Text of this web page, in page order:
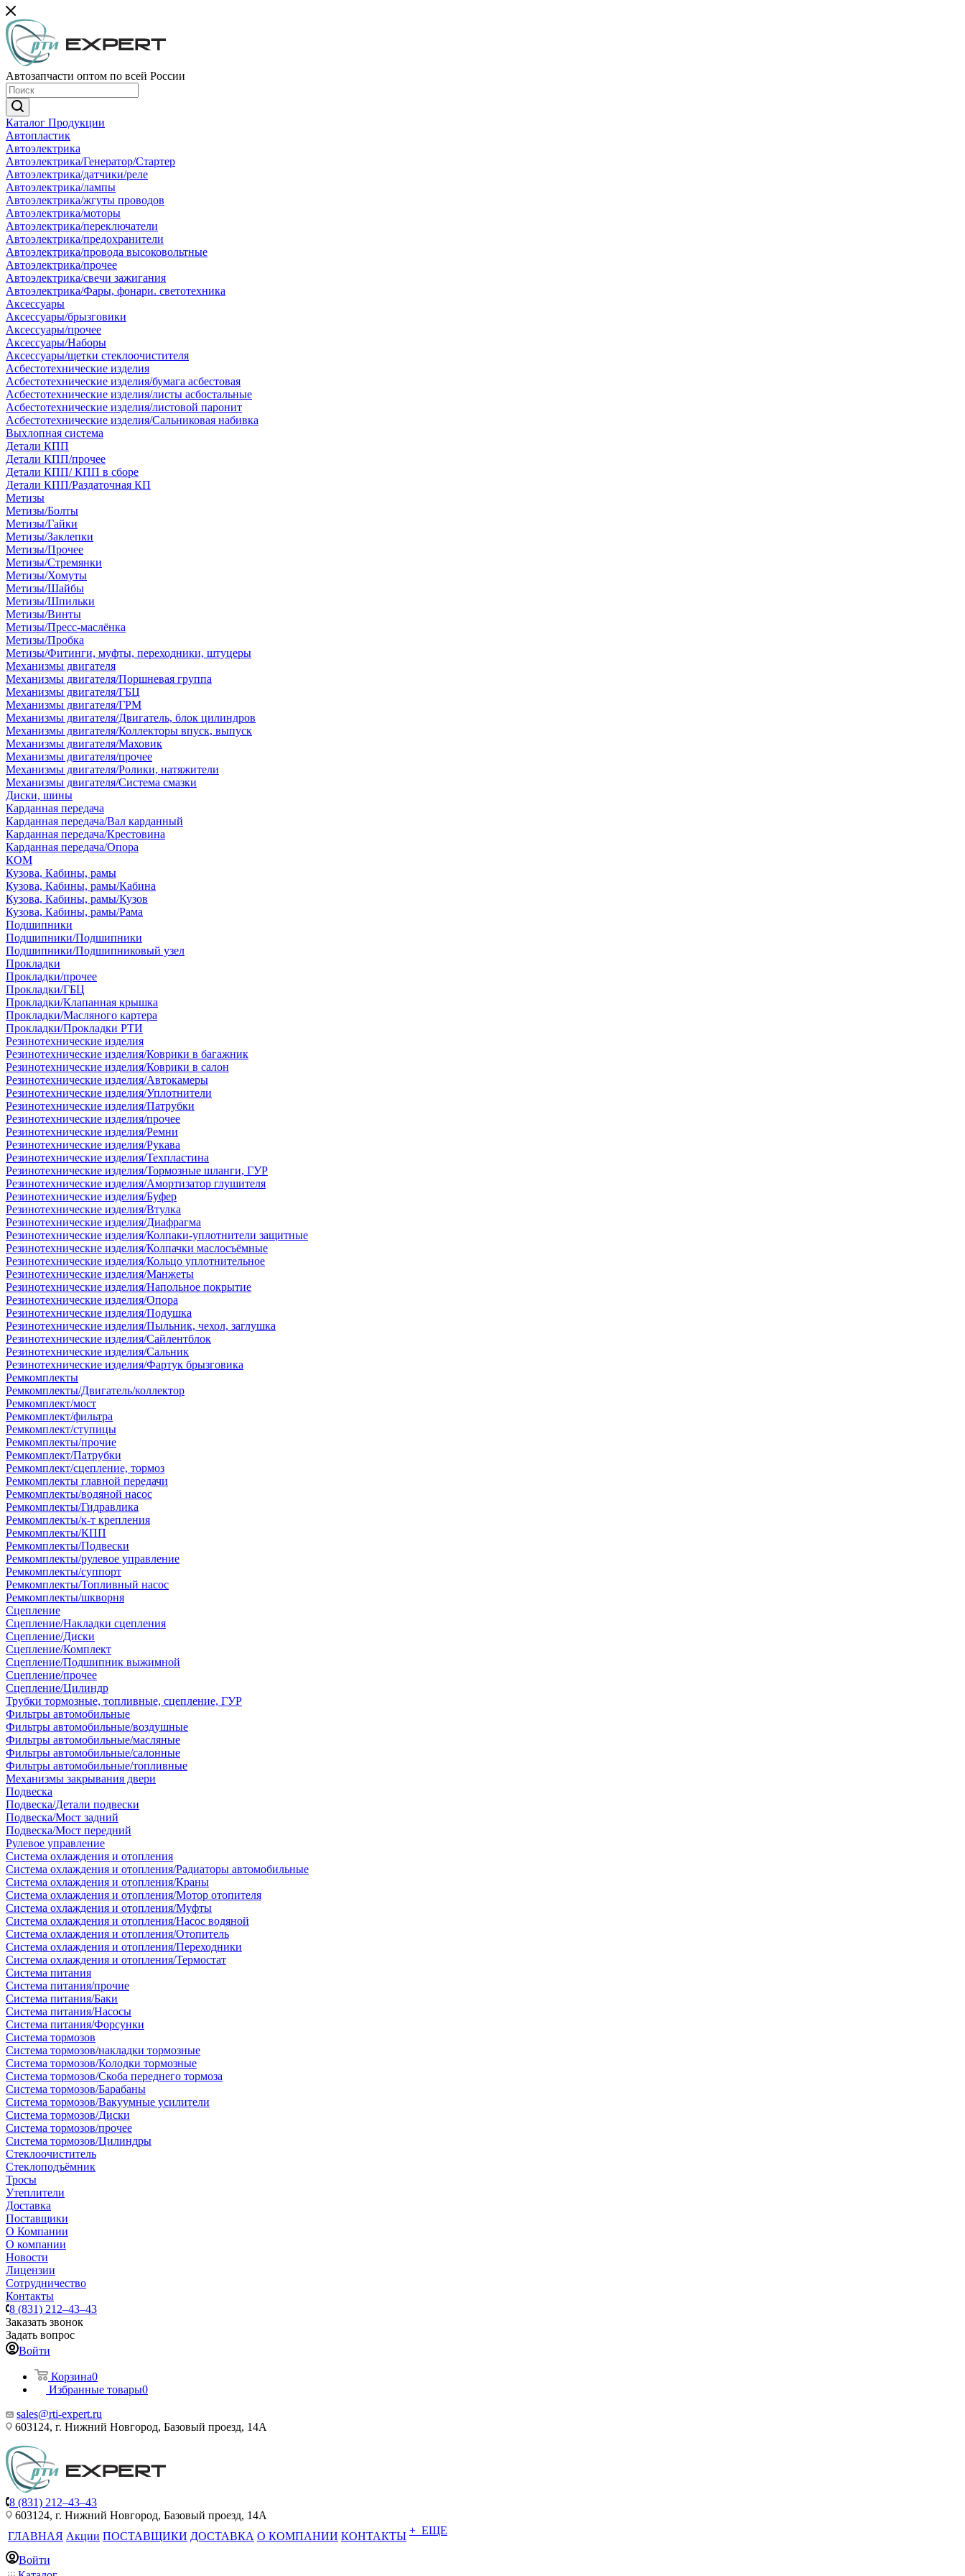
Автозапчасти оптом по всей России
Каталог Продукции
Автопластик
Автоэлектрика
Автоэлектрика/Генератор/Стартер
Автоэлектрика/датчики/реле
Автоэлектрика/лампы
Автоэлектрика/жгуты проводов
Автоэлектрика/моторы
Автоэлектрика/переключатели
Автоэлектрика/предохранители
Автоэлектрика/провода высоковольтные
Автоэлектрика/прочее
Автоэлектрика/свечи зажигания
Автоэлектрика/Фары, фонари. светотехника
Аксессуары
Аксессуары/брызговики
Аксессуары/прочее
Аксессуары/Наборы
Аксессуары/щетки стеклоочистителя
Асбестотехнические изделия
Асбестотехнические изделия/бумага асбестовая
Асбестотехнические изделия/листы асбостальные
Асбестотехнические изделия/листовой паронит
Асбестотехнические изделия/Сальниковая набивка
Выхлопная система
Детали КПП
Детали КПП/прочее
Детали КПП/ КПП в сборе
Детали КПП/Раздаточная КП
Метизы
Метизы/Болты
Метизы/Гайки
Метизы/Заклепки
Метизы/Прочее
Метизы/Стремянки
Метизы/Хомуты
Метизы/Шайбы
Метизы/Шпильки
Метизы/Винты
Метизы/Пресс-маслёнка
Метизы/Пробка
Метизы/Фитинги, муфты, переходники, штуцеры
Механизмы двигателя
Механизмы двигателя/Поршневая группа
Механизмы двигателя/ГБЦ
Механизмы двигателя/ГРМ
Механизмы двигателя/Двигатель, блок цилиндров
Механизмы двигателя/Коллекторы впуск, выпуск
Механизмы двигателя/Маховик
Механизмы двигателя/прочее
Механизмы двигателя/Ролики, натяжители
Механизмы двигателя/Система смазки
Диски, шины
Карданная передача
Карданная передача/Вал карданный
Карданная передача/Крестовина
Карданная передача/Опора
КОМ
Кузова, Кабины, рамы
Кузова, Кабины, рамы/Кабина
Кузова, Кабины, рамы/Кузов
Кузова, Кабины, рамы/Рама
Подшипники
Подшипники/Подшипники
Подшипники/Подшипниковый узел
Прокладки
Прокладки/прочее
Прокладки/ГБЦ
Прокладки/Клапанная крышка
Прокладки/Масляного картера
Прокладки/Прокладки РТИ
Резинотехнические изделия
Резинотехнические изделия/Коврики в багажник
Резинотехнические изделия/Коврики в салон
Резинотехнические изделия/Автокамеры
Резинотехнические изделия/Уплотнители
Резинотехнические изделия/Патрубки
Резинотехнические изделия/прочее
Резинотехнические изделия/Ремни
Резинотехнические изделия/Рукава
Резинотехнические изделия/Техпластина
Резинотехнические изделия/Тормозные шланги, ГУР
Резинотехнические изделия/Амортизатор глушителя
Резинотехнические изделия/Буфер
Резинотехнические изделия/Втулка
Резинотехнические изделия/Диафрагма
Резинотехнические изделия/Колпаки-уплотнители защитные
Резинотехнические изделия/Колпачки маслосъёмные
Резинотехнические изделия/Кольцо уплотнительное
Резинотехнические изделия/Манжеты
Резинотехнические изделия/Напольное покрытие
Резинотехнические изделия/Опора
Резинотехнические изделия/Подушка
Резинотехнические изделия/Пыльник, чехол, заглушка
Резинотехнические изделия/Сайлентблок
Резинотехнические изделия/Сальник
Резинотехнические изделия/Фартук брызговика
Ремкомплекты
Ремкомплекты/Двигатель/коллектор
Ремкомплект/мост
Ремкомплект/фильтра
Ремкомплект/ступицы
Ремкомплекты/прочие
Ремкомплект/Патрубки
Ремкомплект/сцепление, тормоз
Ремкомплекты главной передачи
Ремкомплекты/водяной насос
Ремкомплекты/Гидравлика
Ремкомплекты/к-т крепления
Ремкомплекты/КПП
Ремкомплекты/Подвески
Ремкомплекты/рулевое управление
Ремкомплекты/суппорт
Ремкомплекты/Топливный насос
Ремкомплекты/шкворня
Сцепление
Сцепление/Накладки сцепления
Сцепление/Диски
Сцепление/Комплект
Сцепление/Подшипник выжимной
Сцепление/прочее
Сцепление/Цилиндр
Трубки тормозные, топливные, сцепление, ГУР
Фильтры автомобильные
Фильтры автомобильные/воздушные
Фильтры автомобильные/масляные
Фильтры автомобильные/салонные
Фильтры автомобильные/топливные
Механизмы закрывания двери
Подвеска
Подвеска/Детали подвески
Подвеска/Мост задний
Подвеска/Мост передний
Рулевое управление
Система охлаждения и отопления
Система охлаждения и отопления/Радиаторы автомобильные
Система охлаждения и отопления/Краны
Система охлаждения и отопления/Мотор отопителя
Система охлаждения и отопления/Муфты
Система охлаждения и отопления/Насос водяной
Система охлаждения и отопления/Отопитель
Система охлаждения и отопления/Переходники
Система охлаждения и отопления/Термостат
Система питания
Система питания/прочие
Система питания/Баки
Система питания/Насосы
Система питания/Форсунки
Система тормозов
Система тормозов/накладки тормозные
Система тормозов/Колодки тормозные
Система тормозов/Скоба переднего тормоза
Система тормозов/Барабаны
Система тормозов/Вакуумные усилители
Система тормозов/Диски
Система тормозов/прочее
Система тормозов/Цилиндры
Стеклоочиститель
Стеклоподъёмник
Тросы
Утеплители
Доставка
Поставщики
О Компании
О компании
Новости
Лицензии
Сотрудничество
Контакты
8 (831) 212–43–43
Заказать звонок
Задать вопрос
Войти
Корзина0
Избранные товары0
sales@rti-expert.ru
603124, г. Нижний Новгород, Базовый проезд, 14А
8 (831) 212–43–43
603124, г. Нижний Новгород, Базовый проезд, 14А
ГЛАВНАЯ Акции ПОСТАВЩИКИ ДОСТАВКА О КОМПАНИИ КОНТАКТЫ + ЕЩЕ
Войти